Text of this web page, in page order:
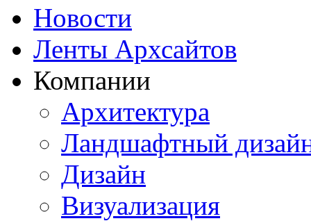
Новости
Ленты Архсайтов
Компании
Архитектура
Ландшафтный
Дизайн
Визуализация